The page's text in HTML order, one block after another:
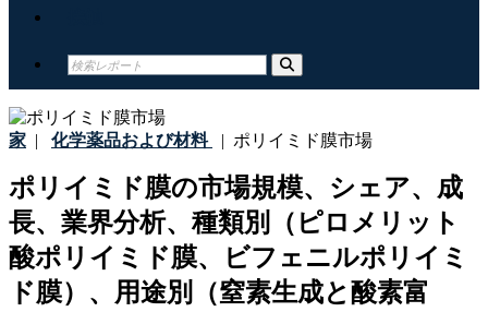
家 | 化学薬品および材料 | ポリイミド膜市場
ポリイミド膜の市場規模、シェア、成
長、業界分析、種類別（ピロメリット
酸ポリイミド膜、ビフェニルポリイミ
ド膜）、用途別（窒素生成と酸素富